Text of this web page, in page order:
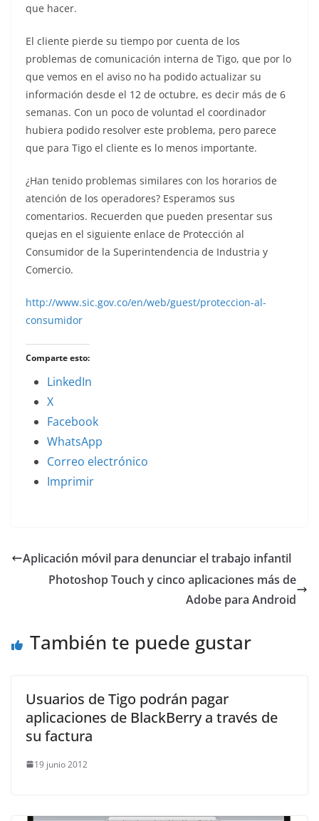
que hacer.
El cliente pierde su tiempo por cuenta de los
problemas de comunicación interna de Tigo, que por lo
que vemos en el aviso no ha podido actualizar su
información desde el 12 de octubre, es decir más de 6
semanas. Con un poco de voluntad el coordinador
hubiera podido resolver este problema, pero parece
que para Tigo el cliente es lo menos importante.
¿Han tenido problemas similares con los horarios de
atención de los operadores? Esperamos sus
comentarios. Recuerden que pueden presentar sus
quejas en el siguiente enlace de Protección al
Consumidor de la Superintendencia de Industria y
Comercio.
http://www.sic.gov.co/en/web/guest/proteccion-al-
consumidor
Comparte esto:
LinkedIn
X
Facebook
WhatsApp
Correo electrónico
Imprimir
Aplicación móvil para denunciar el trabajo infantil
Photoshop Touch y cinco aplicaciones más de
Adobe para Android
También te puede gustar
Usuarios de Tigo podrán pagar
aplicaciones de BlackBerry a través de
su factura
19 junio 2012